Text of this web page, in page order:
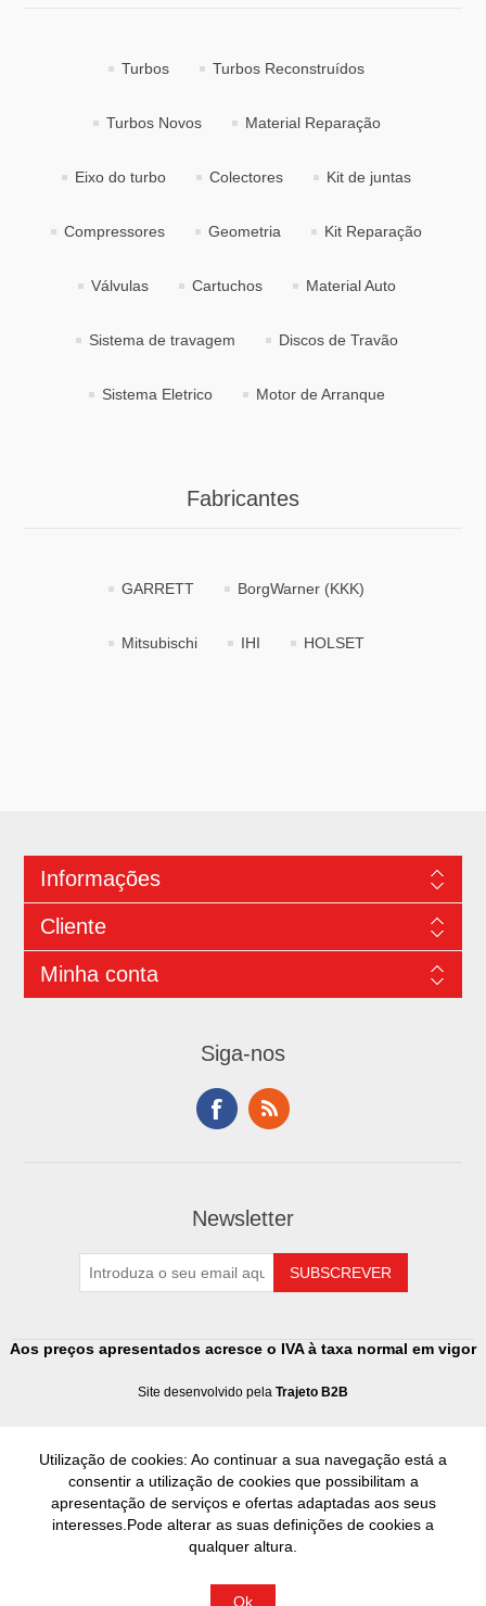
Turbos Turbos Reconstruídos
Turbos Novos Material Reparação
Eixo do turbo Colectores Kit de juntas
Compressores Geometria Kit Reparação
Válvulas Cartuchos Material Auto
Sistema de travagem Discos de Travão
Sistema Eletrico Motor de Arranque
Fabricantes
GARRETT BorgWarner (KKK)
Mitsubischi IHI HOLSET
Informações
Cliente
Minha conta
Siga-nos
Newsletter
Aos preços apresentados acresce o IVA à taxa normal em vigor
Site desenvolvido pela Trajeto B2B
Utilização de cookies: Ao continuar a sua navegação está a
consentir a utilização de cookies que possibilitam a
apresentação de serviços e ofertas adaptadas aos seus
interesses.Pode alterar as suas definições de cookies a
qualquer altura.
Ok